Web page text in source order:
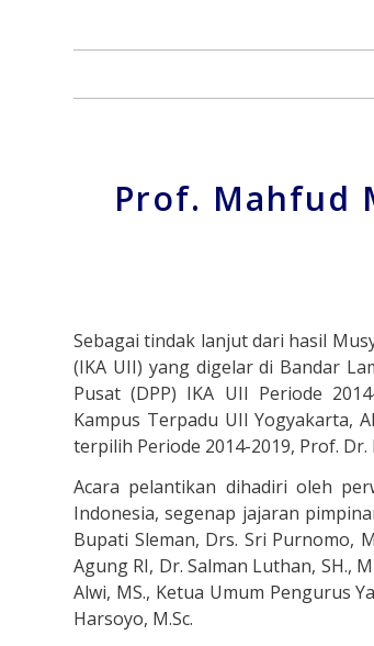
Prof. Mahfud
Sebagai tindak lanjut dari hasil
(IKA UII) yang digelar di Bandar
Pusat (DPP) IKA UII Periode
Kampus Terpadu UII Yogyakarta,
terpilih Periode 2014-2019, Prof. Dr.
Acara pelantikan dihadiri oleh
Indonesia, segenap jajaran
Bupati Sleman, Drs. Sri Purnomo,
Agung RI, Dr. Salman Luthan, SH.,
Alwi, MS., Ketua Umum Pengurus
Harsoyo, M.Sc.